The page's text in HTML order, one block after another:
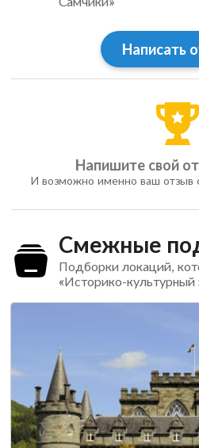
Написать
Напишите свой
И возможно именно ваш отзыв
Смежные
Подборки локаций,
«Историко-культурный